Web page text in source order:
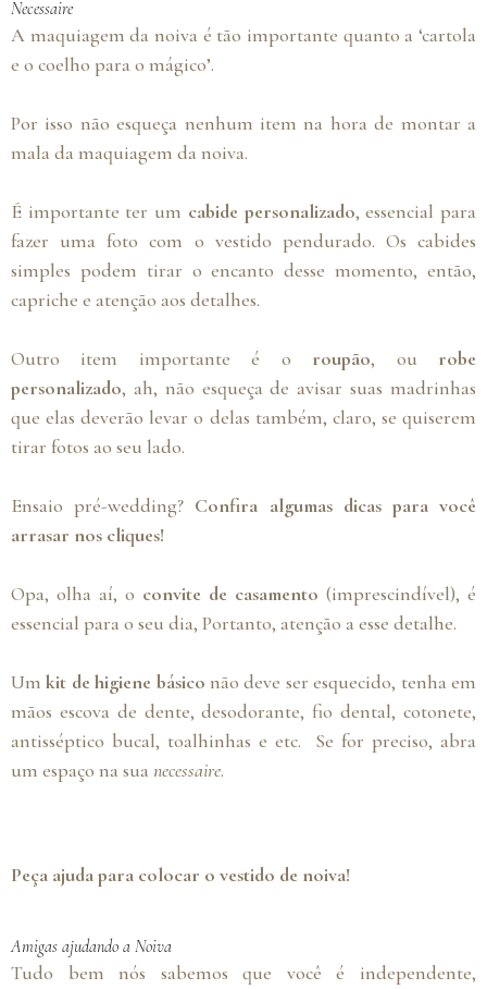
Necessaire
A maquiagem da noiva é tão importante quanto a ‘cartola
e o coelho para o mágico’.
Por isso não esqueça nenhum item na hora de montar a
mala da maquiagem da noiva.
É importante ter um cabide personalizado, essencial para
fazer uma foto com o vestido pendurado. Os cabides
simples podem tirar o encanto desse momento, então,
capriche e atenção aos detalhes.
Outro item importante é o roupão, ou robe
personalizado, ah, não esqueça de avisar suas madrinhas
que elas deverão levar o delas também, claro, se quiserem
tirar fotos ao seu lado.
Ensaio pré-wedding? Confira algumas dicas para você
arrasar nos cliques!
Opa, olha aí, o convite de casamento (imprescindível), é
essencial para o seu dia, Portanto, atenção a esse detalhe.
Umkit de higiene básico não deve ser esquecido, tenha em
mãos escova de dente, desodorante, fio dental, cotonete,
antisséptico bucal, toalhinhas e etc. Se for preciso, abra
um espaço na suanecessaire.
Peça ajuda para colocar o vestido de noiva!
Amigas ajudando a Noiva
Tudo bem nós sabemos que você é independente,